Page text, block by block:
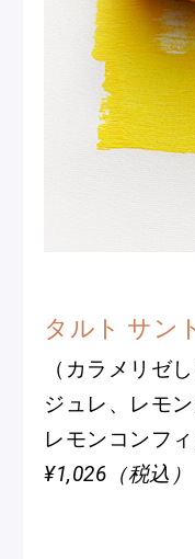
タルト サン
（カラメリゼ
ジュレ、レモ
レモンコンフィ
¥1,026（税込）